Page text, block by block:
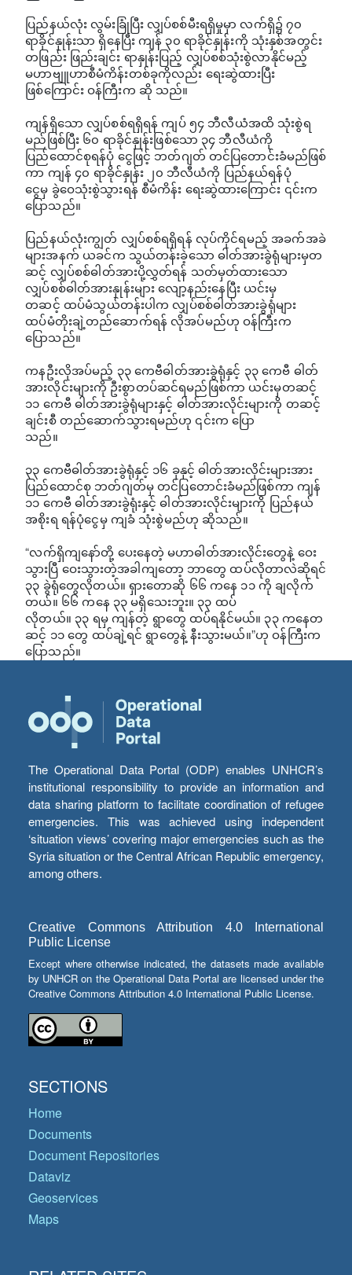
ပြည်နယ်လုံး လွမ်းခြုံပြီး လျှပ်စစ်မီးရရှိမှုမှာ လက်ရှိ၌ ၇၀
ရာခိုင်နှုန်းသာ ရှိနေပြီး ကျန် ၃၀ ရာခိုင်နှုန်းကို သုံးနှစ်အတွင်း
တဖြည်း ဖြည်းချင်း ရာနှုန်းပြည့် လျှပ်စစ်သုံးစွဲလာနိုင်မည့်
မဟာဗျူဟာစီမံကိန်းတစ်ခုကိုလည်း ရေးဆွဲထားပြီး
ဖြစ်ကြောင်း ဝန်ကြီးက ဆို သည်။
ကျန်ရှိသော လျှပ်စစ်ရရှိရန် ကျပ် ၅၄ ဘီလီယံအထိ သုံးစွဲရ
မည်ဖြစ်ပြီး ၆၀ ရာခိုင်နှုန်းဖြစ်သော ၃၄ ဘီလီယံကို
ပြည်ထောင်စုရန်ပုံ ငွေဖြင့် ဘတ်ဂျတ် တင်ပြတောင်းခံမည်ဖြစ်
ကာ ကျန် ၄၀ ရာခိုင်နှုန်း ၂၀ ဘီလီယံကို ပြည်နယ်ရန်ပုံ
ငွေမှ ခွဲဝေသုံးစွဲသွားရန် စီမံကိန်း ရေးဆွဲထားကြောင်း ၎င်းက
ပြောသည်။
ပြည်နယ်လုံးကျွတ် လျှပ်စစ်ရရှိရန် လုပ်ကိုင်ရမည့် အခက်အခဲ
များအနက် ယခင်က သွယ်တန်းခဲ့သော ဓါတ်အားခွဲရုံများမှတ
ဆင့် လျှပ်စစ်ဓါတ်အားပို့လွှတ်ရန် သတ်မှတ်ထားသော
လျှပ်စစ်ဓါတ်အားနှုန်းများ လျော့နည်းနေပြီး ယင်းမှ
တဆင့် ထပ်မံသွယ်တန်းပါက လျှပ်စစ်ဓါတ်အားခွဲရုံများ
ထပ်မံတိုးချဲ့တည်ဆောက်ရန် လိုအပ်မည်ဟု ဝန်ကြီးက
ပြောသည်။
ကနဦးလိုအပ်မည့် ၃၃ ကေဗီဓါတ်အားခွဲရုံနှင့် ၃၃ ကေဗီ ဓါတ်
အားလိုင်းများကို ဦးစွာတပ်ဆင်ရမည်ဖြစ်ကာ ယင်းမှတဆင့်
၁၁ ကေဗီ ဓါတ်အားခွဲရုံများနှင့် ဓါတ်အားလိုင်းများကို တဆင့်
ချင်းစီ တည်ဆောက်သွားရမည်ဟု ၎င်းက ပြော
သည်။
၃၃ ကေဗီဓါတ်အားခွဲရုံနှင့် ၁၆ ခုနှင့် ဓါတ်အားလိုင်းများအား
ပြည်ထောင်စု ဘတ်ဂျတ်မှ တင်ပြတောင်းခံမည်ဖြစ်ကာ ကျန်
၁၁ ကေဗီ ဓါတ်အားခွဲရုံးနှင့် ဓါတ်အားလိုင်းများကို ပြည်နယ်
အစိုးရ ရန်ပုံငွေမှ ကျခံ သုံးစွဲမည်ဟု ဆိုသည်။
“လက်ရှိကျနော်တို့ ပေးနေတဲ့ မဟာဓါတ်အားလိုင်းတွေနဲ့ ဝေး
သွားပြီ ဝေးသွားတဲ့အခါကျတော့ ဘာတွေ ထပ်လိုတာလဲဆိုရင်
၃၃ ခွဲရုံတွေလိုတယ်။ ရှားတောဆို ၆၆ ကနေ ၁၁ ကို ချလိုက်
တယ်။ ၆၆ ကနေ ၃၃ မရှိသေးဘူး။ ၃၃ ထပ်
လိုတယ်။ ၃၃ ရမှ ကျန်တဲ့ ရွာတွေ ထပ်ရနိုင်မယ်။ ၃၃ ကနေတ
ဆင့် ၁၁ တွေ ထပ်ချဲ့ရင် ရွာတွေနဲ့ နီးသွားမယ်။”ဟု ဝန်ကြီးက
ပြောသည်။
The Operational Data Portal (ODP) enables UNHCR’s
institutional responsibility to provide an information and
data sharing platform to facilitate coordination of refugee
emergencies. This was achieved using independent
‘situation views’ covering major emergencies such as the
Syria situation or the Central African Republic emergency,
among others.
Creative Commons Attribution 4.0 International
Public License
Except where otherwise indicated, the datasets made available
by UNHCR on the Operational Data Portal are licensed under the
Creative Commons Attribution 4.0 International Public License.
SECTIONS
Home
Documents
Document Repositories
Dataviz
Geoservices
Maps